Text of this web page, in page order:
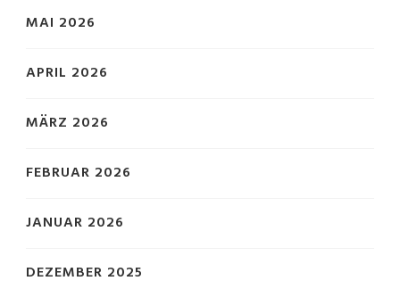
MAI 2026
APRIL 2026
MÄRZ 2026
FEBRUAR 2026
JANUAR 2026
DEZEMBER 2025